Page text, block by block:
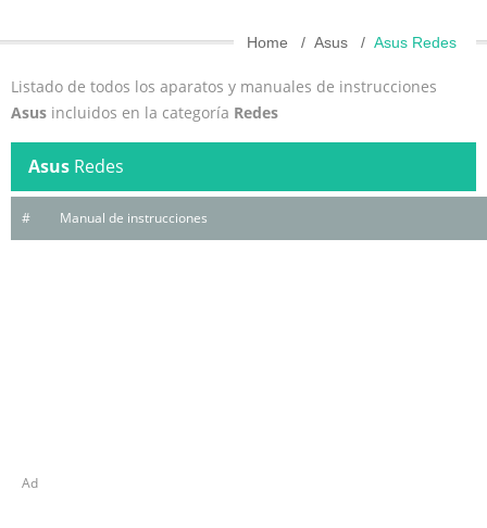
Home Asus Asus Redes
Listado de todos los aparatos y manuales de instrucciones
Asus incluidos en la categoría Redes
Asus Redes
# Manual de instrucciones
Ad